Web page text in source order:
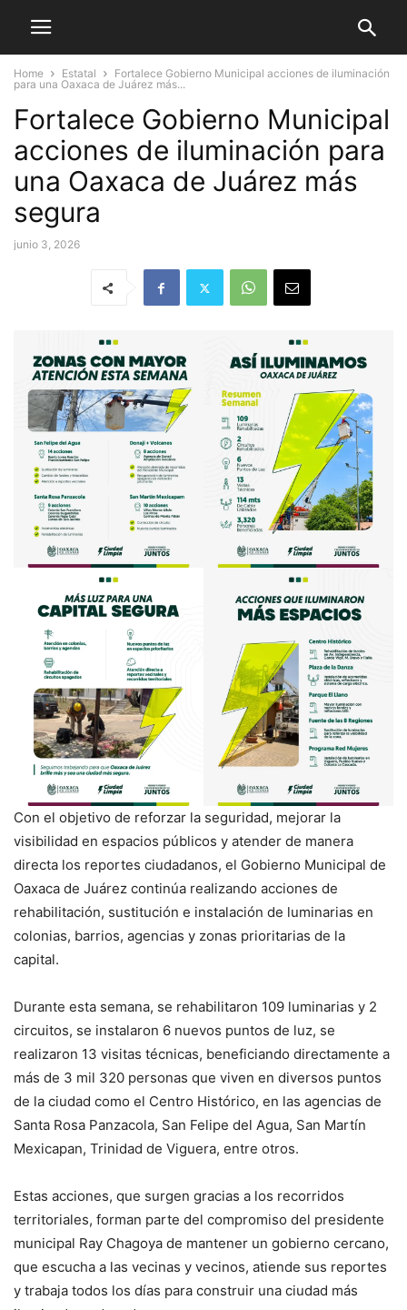
Home Estatal
Fortalece Gobierno Municipal acciones de iluminación
para una Oaxaca de Juárez más...
Fortalece Gobierno Municipal
acciones de iluminación para
una Oaxaca de Juárez más
segura
junio 3, 2026
Con el objetivo de reforzar la seguridad, mejorar la
visibilidad en espacios públicos y atender de manera
directa los reportes ciudadanos, el Gobierno Municipal de
Oaxaca de Juárez continúa realizando acciones de
rehabilitación, sustitución e instalación de luminarias en
colonias, barrios, agencias y zonas prioritarias de la
capital.
Durante esta semana, se rehabilitaron 109 luminarias y 2
circuitos, se instalaron 6 nuevos puntos de luz, se
realizaron 13 visitas técnicas, beneficiando directamente a
más de 3 mil 320 personas que viven en diversos puntos
de la ciudad como el Centro Histórico, en las agencias de
Santa Rosa Panzacola, San Felipe del Agua, San Martín
Mexicapan, Trinidad de Viguera, entre otros.
Estas acciones, que surgen gracias a los recorridos
territoriales, forman parte del compromiso del presidente
municipal Ray Chagoya de mantener un gobierno cercano,
que escucha a las vecinas y vecinos, atiende sus reportes
y trabaja todos los días para construir una ciudad más